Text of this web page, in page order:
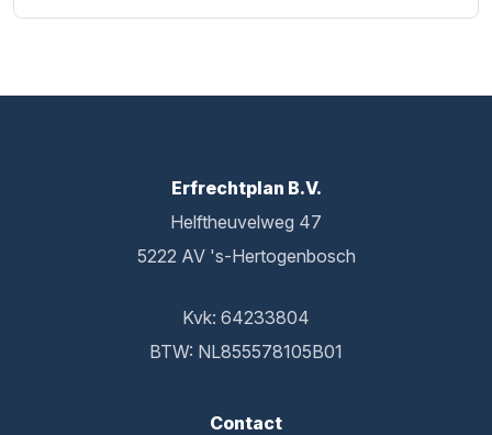
Erfrechtplan B.V.
Helftheuvelweg 47
5222 AV 's-Hertogenbosch
Kvk: 64233804
BTW: NL855578105B01
Contact